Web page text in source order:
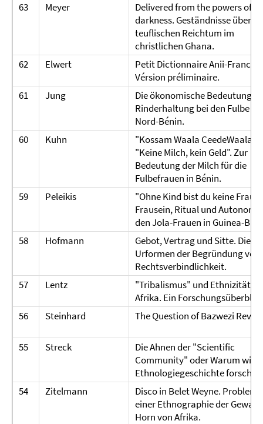
63
Meyer
Delivered from the powers of
darkness. Geständnisse über
teuflischen Reichtum im
christlichen Ghana.
62
Elwert
Petit Dictionnaire Anii-
Vérsion préliminaire.
61
Jung
Die ökonomische Bedeutung
Rinderhaltung bei den Fulbe in
Nord-Bénin.
60
Kuhn
"Kossam Waala CeedeWaala" -
"Keine Milch, kein Geld". Zur
Bedeutung der Milch für die
Fulbefrauen in Bénin.
59
Peleikis
"Ohne Kind bist du keine
Frausein, Ritual und
den Jola-Frauen in Guinea-
58
Hofmann
Gebot, Vertrag und Sitte. Die
Urformen der Begründung von
Rechtsverbindlichkeit.
57
Lentz
"Tribalismus" und Ethnizität in
Afrika. Ein Forschungsüberblick
56
Steinhard The Question of Bazwezi
55 Streck
Die Ahnen der "Scientific
Community" oder Warum wir
Ethnologiegeschichte
54
Zitelmann
Disco in Belet Weyne. Probleme
einer Ethnographie der Gewalt
Horn von Afrika.